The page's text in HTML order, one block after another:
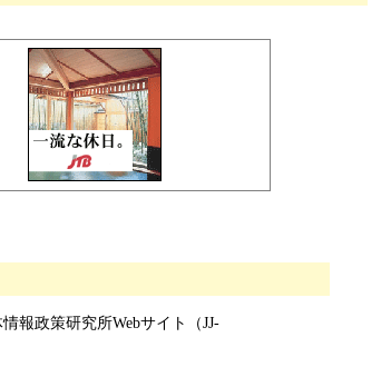
報政策研究所Webサイト（JJ-